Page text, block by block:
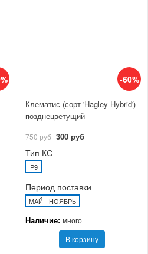
-60%
Клематис (сорт 'Hagley Hybrid')
позднецветущий
750 руб 300 руб
Тип КС
P9
Период поставки
МАЙ - НОЯБРЬ
Наличие: много
В корзину